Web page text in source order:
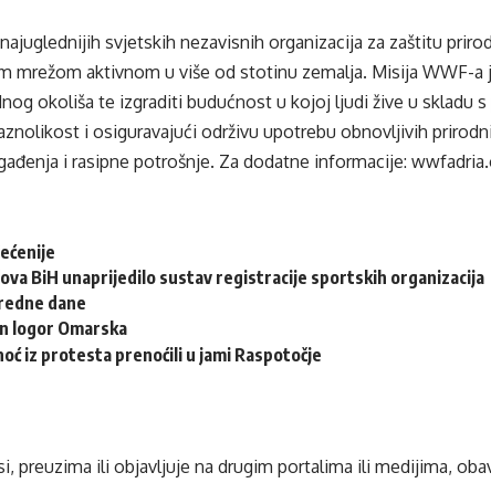
svjetskih nezavisnih organizacija za zaštitu
mrežom aktivnom u više od stotinu zemalja. Misija WWF-a
okoliša te izgraditi budućnost u kojoj ljudi žive u skladu
i osiguravajući održivu upotrebu obnovljivih
i rasipne potrošnje. Za dodatne informacije:
BiH unaprijedilo sustav registracije sportskih organizacija
dane
logor Omarska
iz protesta prenoćili u jami Raspotočje
preuzima ili objavljuje na drugim portalima ili medijima,